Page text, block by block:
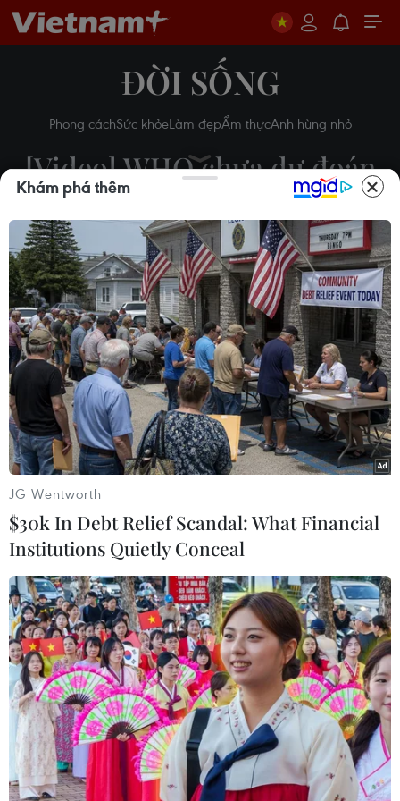
ĐỜI SỐNG
Phong cáchSức khỏeLàm đẹpẨm thựcAnh hùng nhỏ
[Video] WHO chưa dự đoán
được thời điểm chấm dứt
dịch COVID-19
13/02/2020 03:57
Theo dõi VietnamPlus
Số ca tử vong và nhiễm bệnh mới của dịch viêm
đường hô hấp cấp do COVID-19 (nCoV) tại Trung
Quốc đã tăng mạnh trong ngày 13/2 và WHO
cảnh báo chưa biết khi nào là thời điểm đỉnh dịch.
Khám phá thêm
JG Wentworth
$30k In Debt Relief Scandal: What Financial
Institutions Quietly Conceal